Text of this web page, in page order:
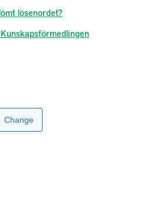
lösenordet?